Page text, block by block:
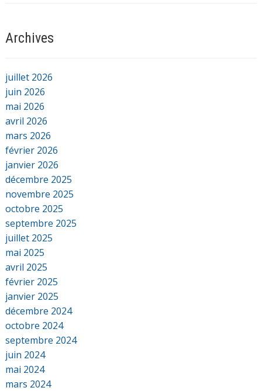
Archives
juillet 2026
juin 2026
mai 2026
avril 2026
mars 2026
février 2026
janvier 2026
décembre 2025
novembre 2025
octobre 2025
septembre 2025
juillet 2025
mai 2025
avril 2025
février 2025
janvier 2025
décembre 2024
octobre 2024
septembre 2024
juin 2024
mai 2024
mars 2024